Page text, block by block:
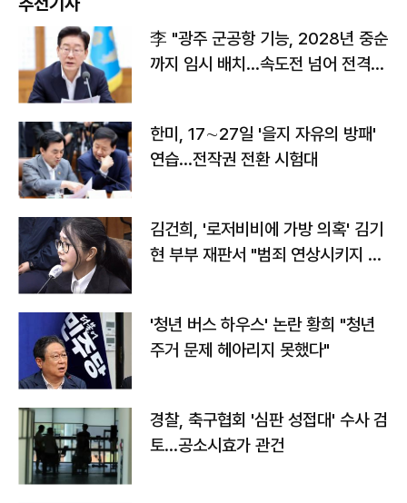
李 "광주 군공항 기능, 2028년 중순
까지 임시 배치…속도전 넘어 전격
한미, 17∼27일 '을지 자유의 방패'
연습…전작권 전환 시험대
김건희, '로저비비에 가방 의혹' 김기
현 부부 재판서 "범죄 연상시키지 말
'청년 버스 하우스' 논란 황희 "청년
주거 문제 헤아리지 못했다"
경찰, 축구협회 '심판 성접대' 수사 검
토…공소시효가 관건